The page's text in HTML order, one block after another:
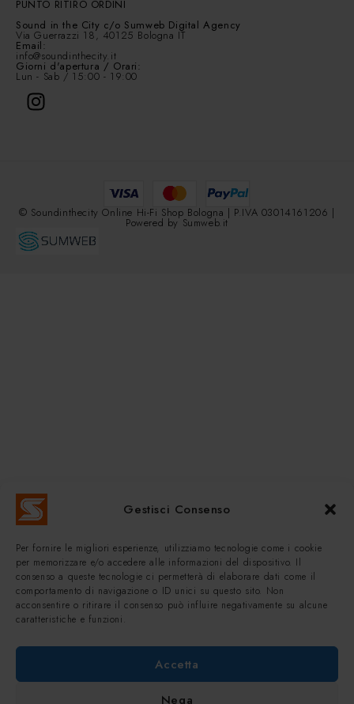
Gestisci Consenso
Per fornire le migliori esperienze, utilizziamo tecnologie come i cookie
per memorizzare e/o accedere alle informazioni del dispositivo. Il
consenso a queste tecnologie ci permetterà di elaborare dati come il
comportamento di navigazione o ID unici su questo sito. Non
acconsentire o ritirare il consenso può influire negativamente su alcune
caratteristiche e funzioni.
Accetta
Nega
PUNTO RITIRO ORDINI
Sound in the City c/o Sumweb Digital Agency
Via Guerrazzi 18, 40125 Bologna IT
Email:
info@soundinthecity.it
Giorni d'apertura / Orari:
Lun - Sab / 15:00 - 19:00
© Soundinthecity Online Hi-Fi Shop Bologna | P.IVA 03014161206 |
Powered by Sumweb.it